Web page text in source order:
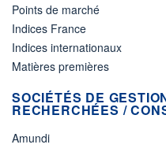
Points de marché
Indices France
Indices internationaux
Matières premières
SOCIÉTÉS DE
RECHERCHÉES /
Amundi